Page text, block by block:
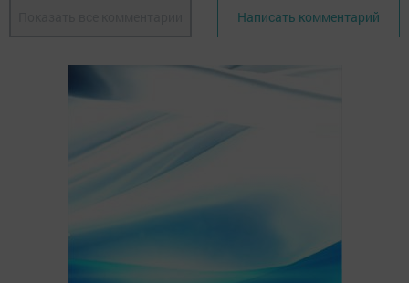
Написать комментарий